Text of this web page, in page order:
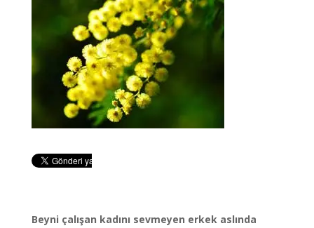
Beyni çalışan kadını sevmeyen erkek aslında